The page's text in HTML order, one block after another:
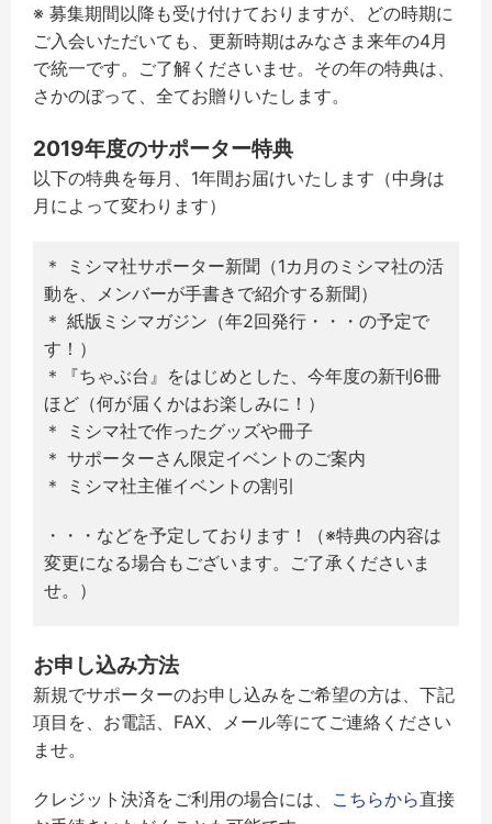
※ 募集期間以降も受け付けておりますが、どの時期に
ご入会いただいても、更新時期はみなさま来年の4月
で統一です。ご了解くださいませ。その年の特典は、
さかのぼって、全てお贈りいたします。
2019年度のサポーター特典
以下の特典を毎月、1年間お届けいたします（中身は
月によって変わります）
＊ ミシマ社サポーター新聞（1カ月のミシマ社の活
動を、メンバーが手書きで紹介する新聞）
＊ 紙版ミシマガジン（年2回発行・・・の予定で
す！）
＊『ちゃぶ台』をはじめとした、今年度の新刊6冊
ほど（何が届くかはお楽しみに！）
＊ ミシマ社で作ったグッズや冊子
＊ サポーターさん限定イベントのご案内
＊ ミシマ社主催イベントの割引
・・・などを予定しております！（※特典の内容は
変更になる場合もございます。ご了承くださいま
せ。）
お申し込み方法
新規でサポーターのお申し込みをご希望の方は、下記
項目を、お電話、FAX、メール等にてご連絡ください
ませ。
クレジット決済をご利用の場合には、 こちらから直接